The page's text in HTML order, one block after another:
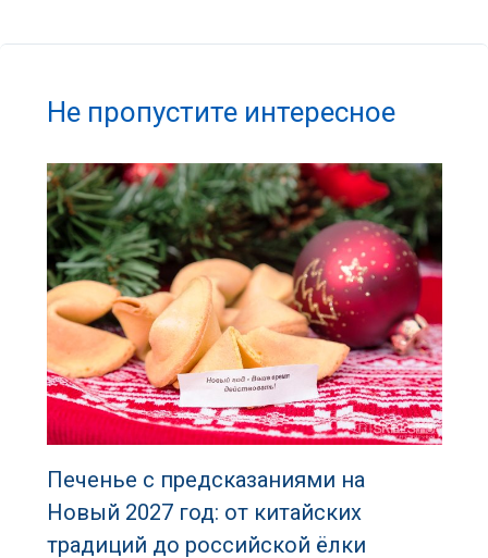
Не пропустите интересное
Печенье с предсказаниями на
Новый 2027 год: от китайских
традиций до российской ёлки